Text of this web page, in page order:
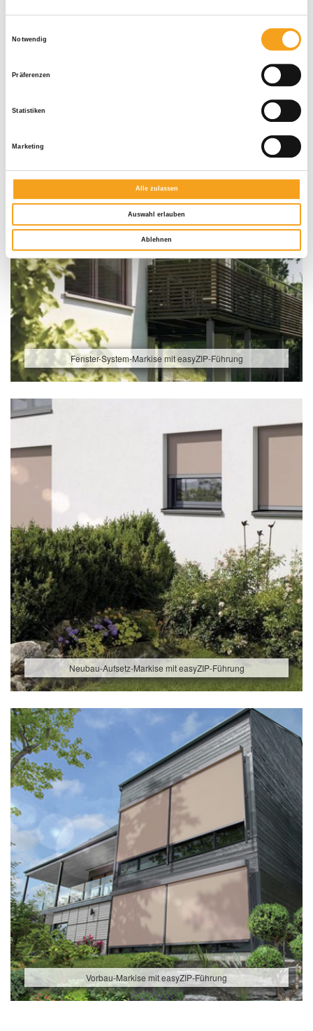
Notwendig
Präferenzen
Statistiken
Marketing
Alle zulassen
Auswahl erlauben
Ablehnen
Fenster-System-Markise mit easyZIP-Führung
Neubau-Aufsetz-Markise mit easyZIP-Führung
Vorbau-Markise mit easyZIP-Führung